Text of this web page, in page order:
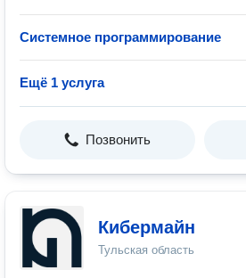
Системное программирование
Ещё 1 услуга
Позвонить
Кибермайн
Тульская область